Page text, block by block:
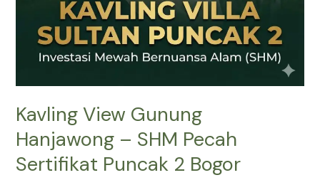
Kavling View Gunung
Hanjawong – SHM Pecah
Sertifikat Puncak 2 Bogor